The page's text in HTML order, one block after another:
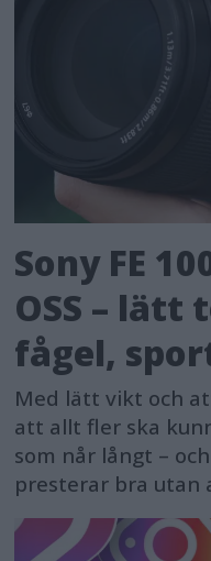
Sony FE
OSS – lätt
fågel,
Med lätt vikt och
att allt fler ska
som når långt –
presterar bra utan